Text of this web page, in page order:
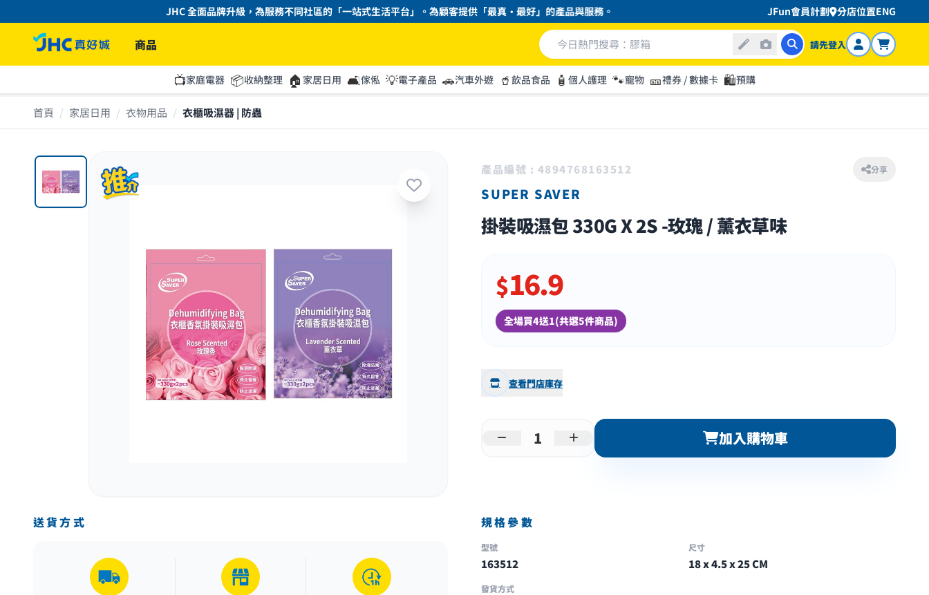
JHC 全面品牌升級，為服務不同社區的「一站式生活平台」。為顧客提供「最真・最好」的產品與服務。 JFun會員計劃 分店位置ENG
商品 請先登入
📺家庭電器 📦收納整理 🏠 家居日用 🛋️傢俬 💡電子產品 🚗汽車外遊 🥤 飲品食品 🧴 個人護理 🐾寵物 🎫禮券 / 數據卡 🛍️預購
首頁 / 家居日用 / 衣物用品 / 衣櫃吸濕器 | 防蟲
產品編號 : 4894768163512 分享
SUPER SAVER
掛裝吸濕包 330G X 2S -玫瑰 / 薰衣草味
$16.9
全場買4送1(共選5件商品)
查看門店庫存
加入購物車
送貨方式 規格參數
型號
163512
尺寸
18 x 4.5 x 25 CM
發貨方式